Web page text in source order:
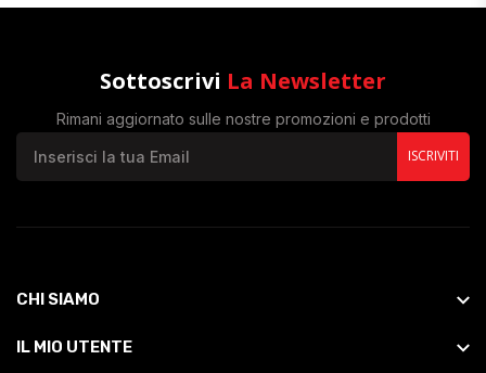
Sottoscrivi La Newsletter
Rimani aggiornato sulle nostre promozioni e prodotti
ISCRIVITI
CHI SIAMO
IL MIO UTENTE